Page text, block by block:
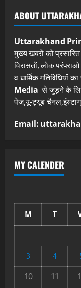
ABOUT
Uttarakhand
मुख्य खबरों को
विरासतों, लोक
व धार्मिक गतिविधियों
Media से जुड़ने के
पेज,यू-ट्यूब
Email:
MY CALENDER
M T
3
4
10
11